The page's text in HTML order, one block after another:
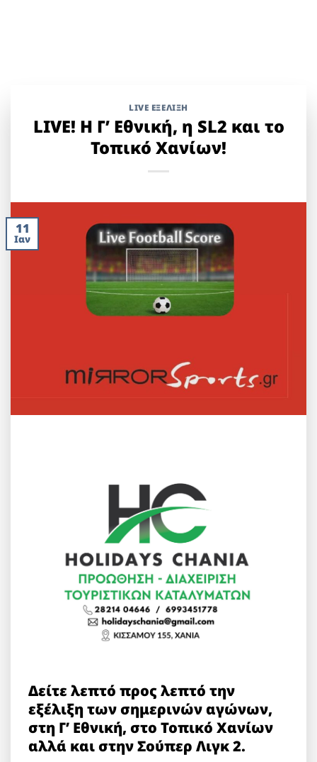
LIVE ΕΞΈΛΙΞΗ
LIVE! H Γ’ Εθνική, η SL2 και το
Τοπικό Χανίων!
11
Ιαν
Δείτε λεπτό προς λεπτό την
εξέλιξη των σημερινών αγώνων,
στη Γ’ Εθνική, στο Τοπικό Χανίων
αλλά και στην Σούπερ Λιγκ 2.